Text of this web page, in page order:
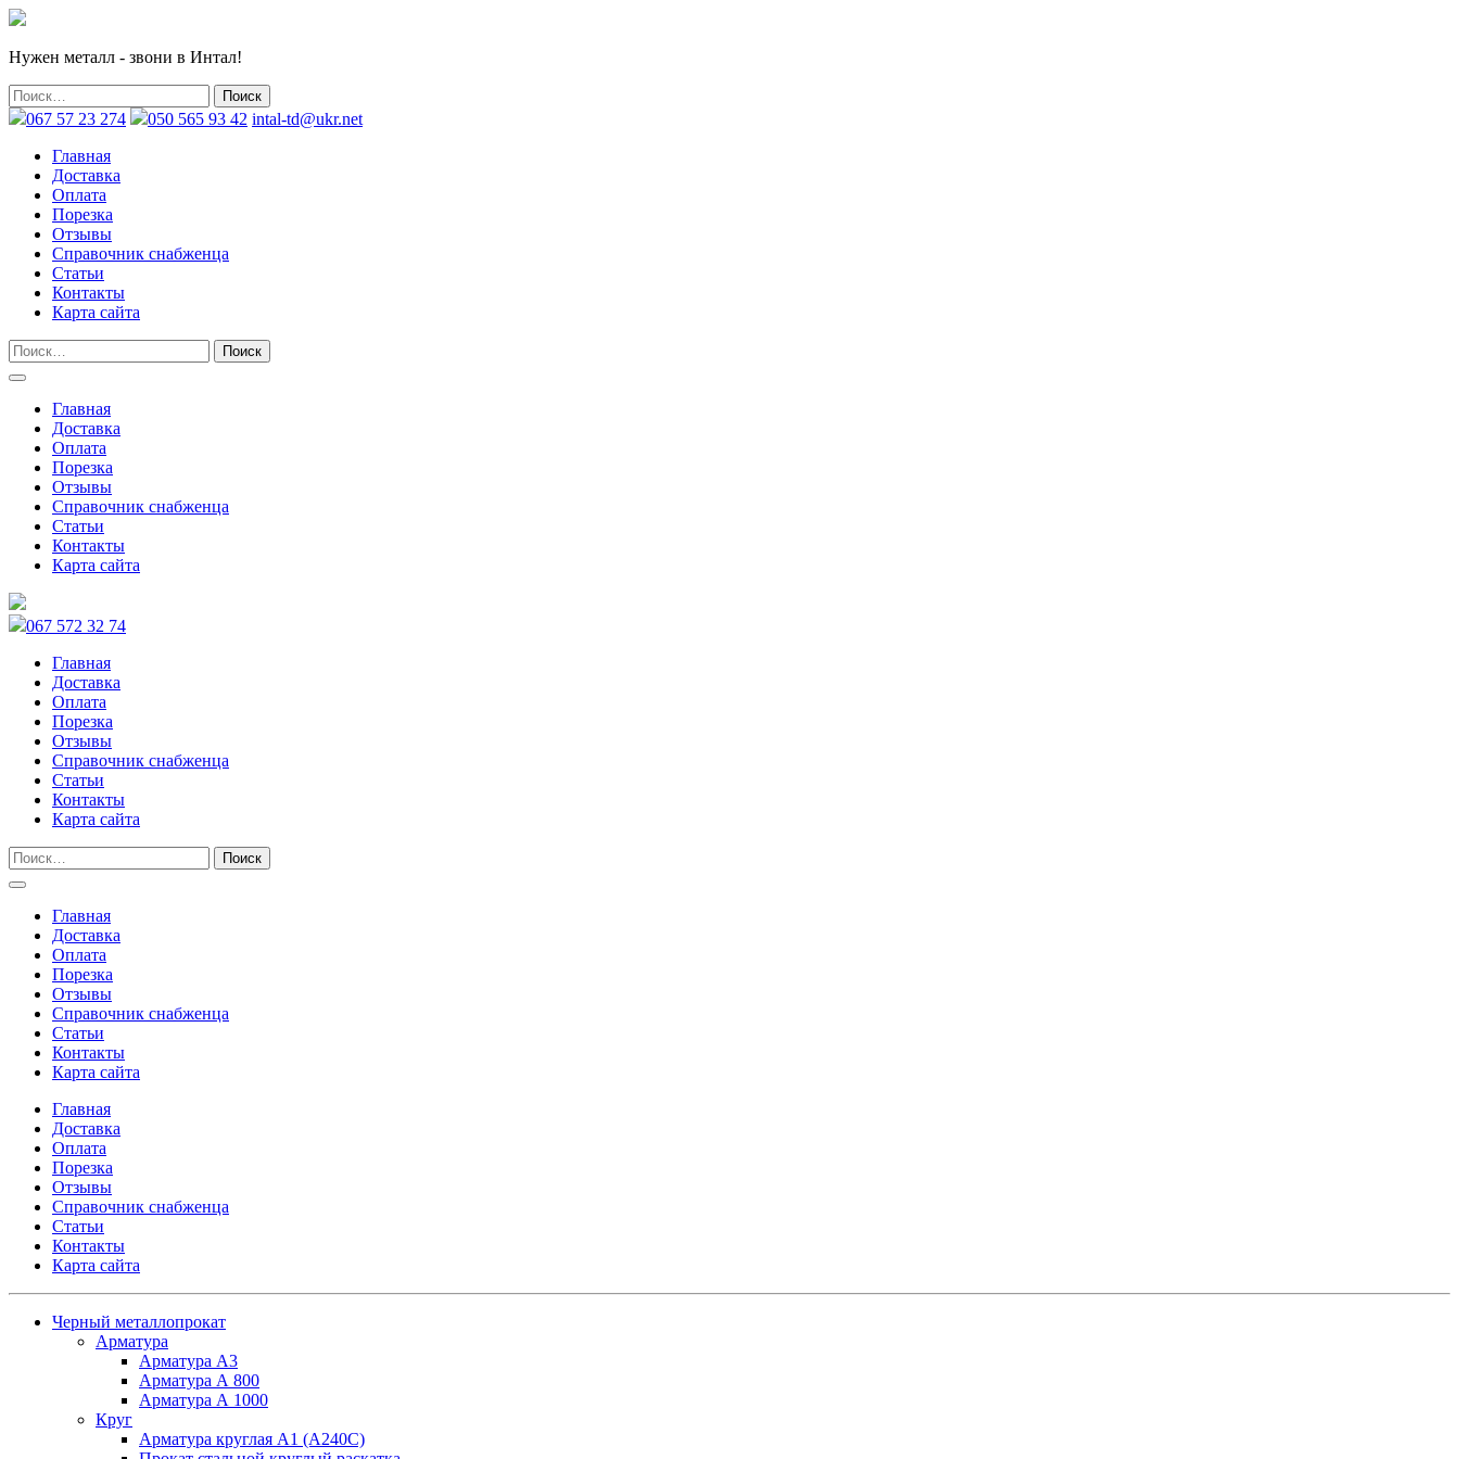
Нужен металл - звони в Интал!
067 57 23 274 050 565 93 42 intal-td@ukr.net
Главная
Доставка
Оплата
Порезка
Отзывы
Справочник снабженца
Статьи
Контакты
Карта сайта
Главная
Доставка
Оплата
Порезка
Отзывы
Справочник снабженца
Статьи
Контакты
Карта сайта
067 572 32 74
Главная
Доставка
Оплата
Порезка
Отзывы
Справочник снабженца
Статьи
Контакты
Карта сайта
Главная
Доставка
Оплата
Порезка
Отзывы
Справочник снабженца
Статьи
Контакты
Карта сайта
Главная
Доставка
Оплата
Порезка
Отзывы
Справочник снабженца
Статьи
Контакты
Карта сайта
Черный металлопрокат
Арматура
Арматура А3
Арматура А 800
Арматура А 1000
Круг
Арматура круглая А1 (А240C)